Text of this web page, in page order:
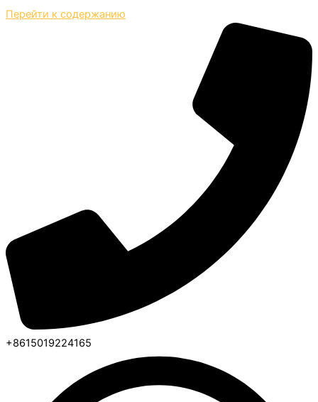
Перейти к содержанию
+8615019224165